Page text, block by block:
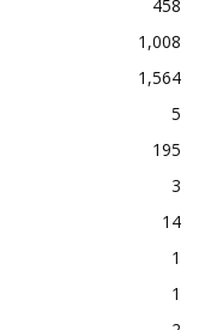
458
1,008
1,564
5
195
3
14
1
1